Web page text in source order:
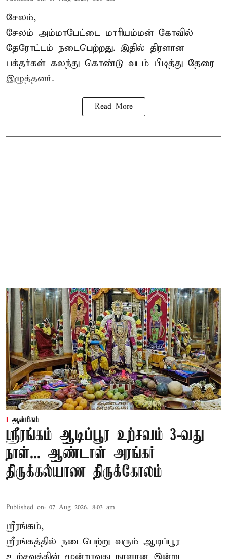
சேலம்,
சேலம் அம்மாபேட்டை மாரியம்மன் கோவில்
தேரோட்டம் நடைபெற்றது. இதில் திரளான
பக்தர்கள் கலந்து கொண்டு வடம் பிடித்து தேரை
இழுத்தனர்.
Read More
ஆன்மிகம்
ஸ்ரீரங்கம் ஆடிப்பூர உற்சவம் 3-வது
நாள்... ஆண்டாள் அரங்கர்
திருக்கல்யாண திருக்கோலம்
Published on: 07 Aug 2026, 8:03 am
ஸ்ரீரங்கம்,
ஸ்ரீரங்கத்தில் நடைபெற்று வரும் ஆடிப்பூர
உற்சவத்தின் மூன்றாவது நாளான இன்று